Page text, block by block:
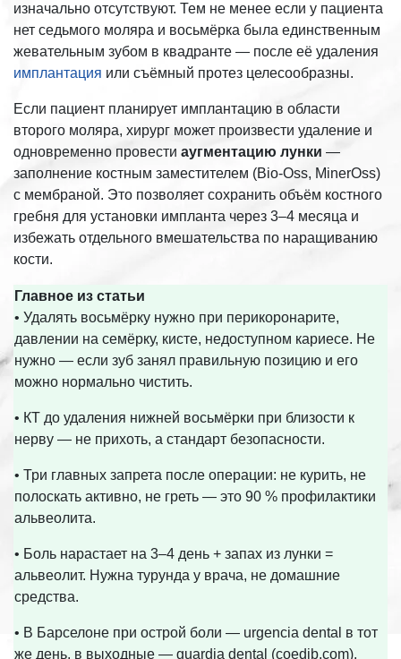
изначально отсутствуют. Тем не менее если у пациента
нет седьмого моляра и восьмёрка была единственным
жевательным зубом в квадранте — после её удаления
имплантация или съёмный протез целесообразны.
Если пациент планирует имплантацию в области
второго моляра, хирург может произвести удаление и
одновременно провести аугментацию лунки —
заполнение костным заместителем (Bio-Oss, MinerOss)
с мембраной. Это позволяет сохранить объём костного
гребня для установки импланта через 3–4 месяца и
избежать отдельного вмешательства по наращиванию
кости.
Главное из статьи
• Удалять восьмёрку нужно при перикоронарите,
давлении на семёрку, кисте, недоступном кариесе. Не
нужно — если зуб занял правильную позицию и его
можно нормально чистить.
• КТ до удаления нижней восьмёрки при близости к
нерву — не прихоть, а стандарт безопасности.
• Три главных запрета после операции: не курить, не
полоскать активно, не греть — это 90 % профилактики
альвеолита.
• Боль нарастает на 3–4 день + запах из лунки =
альвеолит. Нужна турунда у врача, не домашние
средства.
• В Барселоне при острой боли — urgencia dental в тот
же день, в выходные — guardia dental (coedib.com).